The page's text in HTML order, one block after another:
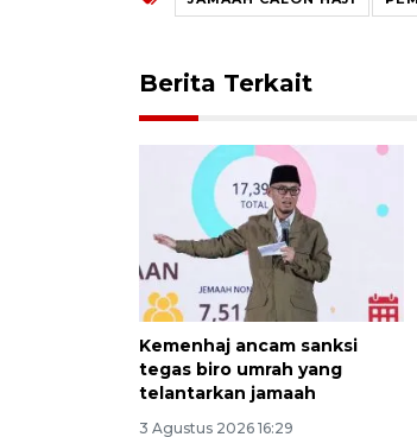
Berita Terkait
Kemenhaj ancam sanksi
tegas biro umrah yang
telantarkan jamaah
3 Agustus 2026 16:29